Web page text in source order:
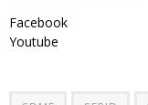
Facebook
Youtube